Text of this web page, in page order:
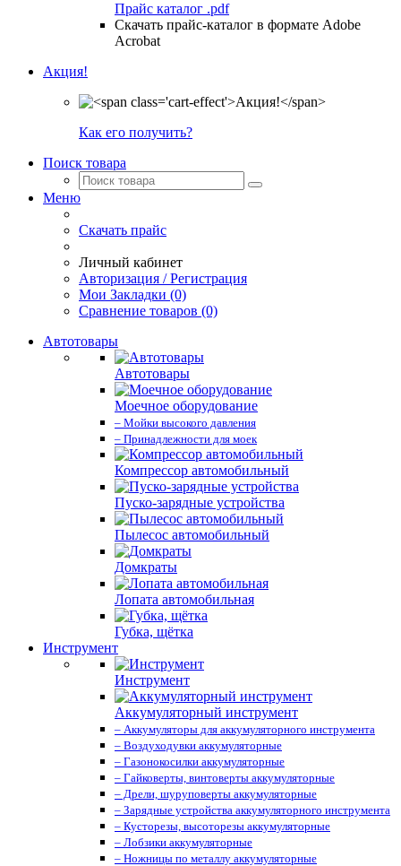
Прайс каталог .pdf
Скачать прайс-каталог в формате Adobe
Acrobat
Акция!
Как его получить?
Поиск товара
Меню
Скачать прайс
Личный кабинет
Авторизация / Регистрация
Мои Закладки (0)
Сравнение товаров (0)
Автотовары
Автотовары
Моечное оборудование
– Мойки высокого давления
– Принадлежности для моек
Компрессор автомобильный
Пуско-зарядные устройства
Пылесос автомобильный
Домкраты
Лопата автомобильная
Губка, щётка
Инструмент
Инструмент
Аккумуляторный инструмент
– Аккумуляторы для аккумуляторного инструмента
– Воздуходувки аккумуляторные
– Газонокосилки аккумуляторные
– Гайковерты, винтоверты аккумуляторные
– Дрели, шуруповерты аккумуляторные
– Зарядные устройства аккумуляторного инструмента
– Кусторезы, высоторезы аккумуляторные
– Лобзики аккумуляторные
– Ножницы по металлу аккумуляторные